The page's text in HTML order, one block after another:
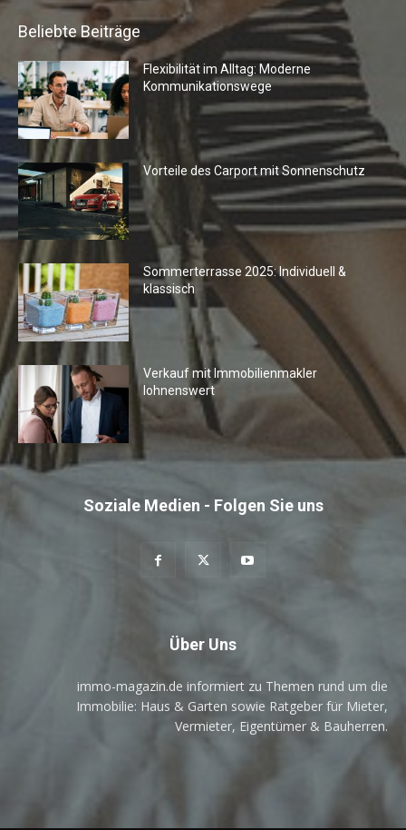
Beliebte Beiträge
Flexibilität im Alltag: Moderne
Kommunikationswege
Vorteile des Carport mit Sonnenschutz
Sommerterrasse 2025: Individuell &
klassisch
Verkauf mit Immobilienmakler
lohnenswert
Soziale Medien - Folgen Sie uns
Über Uns
immo-magazin.de informiert zu Themen rund um die
Immobilie: Haus & Garten sowie Ratgeber für Mieter,
Vermieter, Eigentümer & Bauherren.